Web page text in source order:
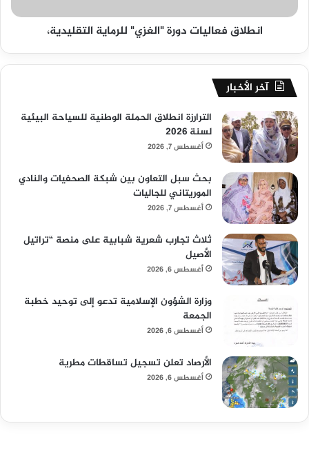
انطلاق فعاليات دورة "الغزي" للرماية التقليدية،
آخر الأخبار
الترارزة انطلاق الحملة الوطنية للسياحة البيئية
لسنة 2026
أغسطس 7, 2026
بحث سبل التعاون بين شبكة الصحفيات والنادي
الموريتاني للجاليات
أغسطس 7, 2026
ثلاث تجارب شعرية شبابية على منصة “تراتيل
الأصيل
أغسطس 6, 2026
وزارة الشؤون الإسلامية تدعو إلى توحيد خطبة
الجمعة
أغسطس 6, 2026
الأرصاد تعلن تسجيل تساقطات مطرية
أغسطس 6, 2026